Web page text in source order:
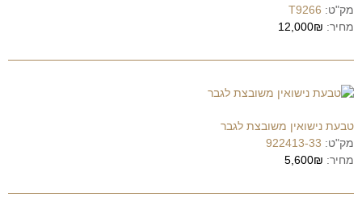
מק"ט: T9266
מחיר: 12,000₪
טבעת נישואין משובצת לגבר
מק"ט: 922413-33
מחיר: 5,600₪